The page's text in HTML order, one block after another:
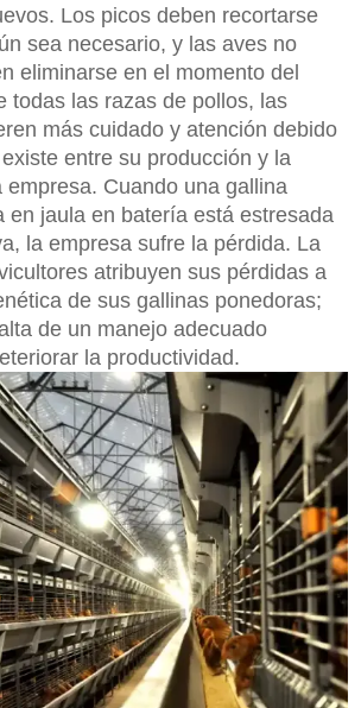
Los picos deben recortarse
sea necesario, y las aves no
eliminarse en el momento del
todas las razas de pollos, las
más cuidado y atención debido
entre su producción y la
empresa. Cuando una gallina
en jaula en batería está estresada
la empresa sufre la pérdida. La
atribuyen sus pérdidas a
de sus gallinas ponedoras;
de un manejo adecuado
la productividad.